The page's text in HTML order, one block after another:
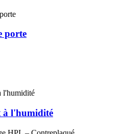
porte
à l'humidité